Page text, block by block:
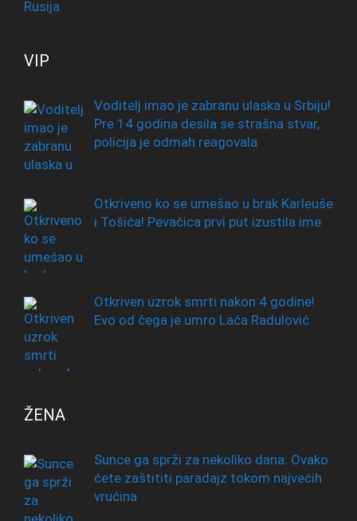
VIP
Voditelj imao je zabranu ulaska u Srbiju!
Pre 14 godina desila se strašna stvar,
policija je odmah reagovala
Otkriveno ko se umešao u brak Karleuše
i Tošića! Pevačica prvi put izustila ime
Otkriven uzrok smrti nakon 4 godine!
Evo od čega je umro Laća Radulović
ŽENA
Sunce ga sprži za nekoliko dana: Ovako
ćete zaštititi paradajz tokom najvećih
vrućina